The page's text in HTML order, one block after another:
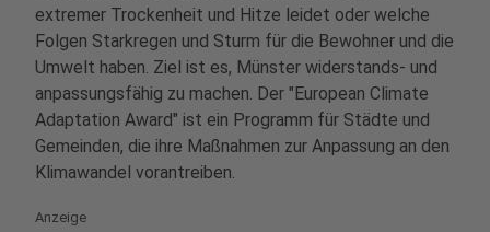
extremer Trockenheit und Hitze leidet oder welche
Folgen Starkregen und Sturm für die Bewohner und die
Umwelt haben. Ziel ist es, Münster widerstands- und
anpassungsfähig zu machen. Der "European Climate
Adaptation Award" ist ein Programm für Städte und
Gemeinden, die ihre Maßnahmen zur Anpassung an den
Klimawandel vorantreiben.
Anzeige